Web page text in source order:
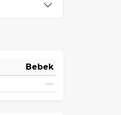
Bebek
—